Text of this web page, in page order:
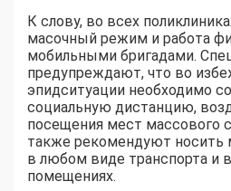
К слову, во всех
масочный режим и работа
мобильными бригадами.
предупреждают, что во
эпидситуации необходимо
социальную дистанцию,
посещения мест массового
также рекомендуют носить
в любом виде транспорта и
помещениях.